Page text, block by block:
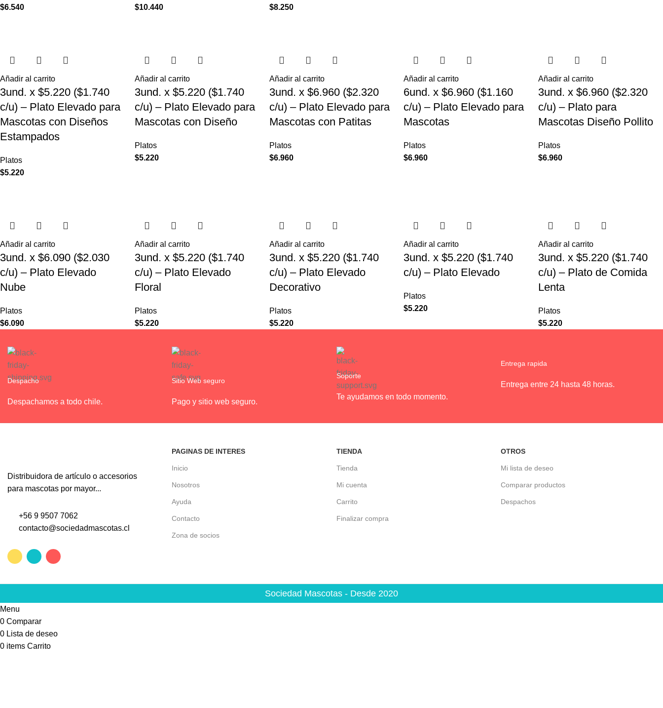
$6.540
$10.440
$8.250
Añadir al carrito
3und. x $5.220 ($1.740
c/u) – Plato Elevado para
Mascotas con Diseños
Estampados
Platos
$5.220
Añadir al carrito
3und. x $5.220 ($1.740
c/u) – Plato Elevado para
Mascotas con Diseño
Platos
$5.220
Añadir al carrito
3und. x $6.960 ($2.320
c/u) – Plato Elevado para
Mascotas con Patitas
Platos
$6.960
Añadir al carrito
6und. x $6.960 ($1.160
c/u) – Plato Elevado para
Mascotas
Platos
$6.960
Añadir al carrito
3und. x $6.960 ($2.320
c/u) – Plato para
Mascotas Diseño Pollito
Platos
$6.960
Añadir al carrito
3und. x $6.090 ($2.030
c/u) – Plato Elevado
Nube
Platos
$6.090
Añadir al carrito
3und. x $5.220 ($1.740
c/u) – Plato Elevado
Floral
Platos
$5.220
Añadir al carrito
3und. x $5.220 ($1.740
c/u) – Plato Elevado
Decorativo
Platos
$5.220
Añadir al carrito
3und. x $5.220 ($1.740
c/u) – Plato Elevado
Platos
$5.220
Añadir al carrito
3und. x $5.220 ($1.740
c/u) – Plato de Comida
Lenta
Platos
$5.220
Despacho
Despachamos a todo chile.
Sitio Web seguro
Pago y sitio web seguro.
Soporte
Te ayudamos en todo momento.
Entrega rapida
Entrega entre 24 hasta 48 horas.
Distribuidora de artículo o accesorios
para mascotas por mayor...
+56 9 9507 7062
contacto@sociedadmascotas.cl
PAGINAS DE INTERES
Inicio
Nosotros
Ayuda
Contacto
Zona de socios
TIENDA
Tienda
Mi cuenta
Carrito
Finalizar compra
OTROS
Mi lista de deseo
Comparar productos
Despachos
Sociedad Mascotas - Desde 2020
Menu
0 Comparar
0 Lista de deseo
0 items Carrito